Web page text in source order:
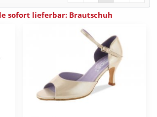
sofort lieferbar: Brautschuh